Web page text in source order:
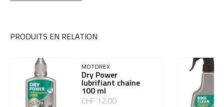
PRODUITS EN RELATION
MOTOREX
Dry Power
lubrifiant chaîne
100 ml
CHF 12.00